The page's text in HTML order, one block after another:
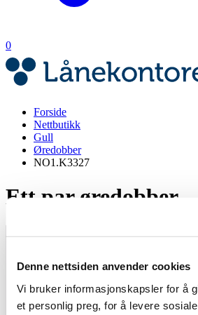
Denne nettsiden anvender cookies
Vi bruker informasjonskapsler for å
et personlig preg, for å levere
0
Forside
Nettbutikk
Gull
Øredobber
NO1.K3327
Ett par øredobber